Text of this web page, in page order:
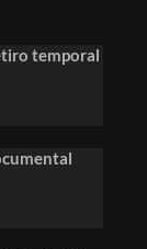
temporal